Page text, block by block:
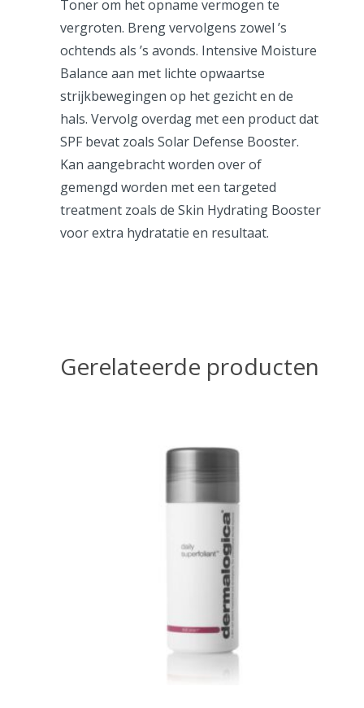
Toner om het opname vermogen te
vergroten. Breng vervolgens zowel ’s
ochtends als ’s avonds. Intensive Moisture
Balance aan met lichte opwaartse
strijkbewegingen op het gezicht en de
hals. Vervolg overdag met een product dat
SPF bevat zoals Solar Defense Booster.
Kan aangebracht worden over of
gemengd worden met een targeted
treatment zoals de Skin Hydrating Booster
voor extra hydratatie en resultaat.
Gerelateerde producten